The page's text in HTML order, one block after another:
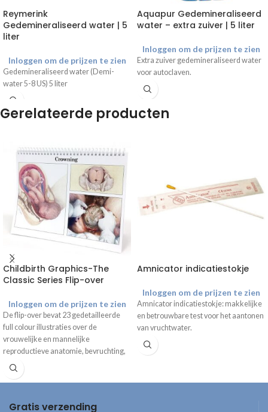
Reymerink
Gedemineraliseerd water | 5
liter
Inloggen om de prijzen te zien
Gedemineraliseerd water (Demi-
water 5-8 US) 5 liter
Aquapur Gedemineraliseerd
water – extra zuiver | 5 liter
Inloggen om de prijzen te zien
Extra zuiver gedemineraliseerd water
voor autoclaven.
Gerelateerde producten
Childbirth Graphics-The
Classic Series Flip-over
Inloggen om de prijzen te zien
De flip-over bevat 23 gedetailleerde
full colour illustraties over de
vrouwelijke en mannelijke
reproductieve anatomie, bevruchting,
ontwikkeling van de foetus,
veranderingen tijdens de
Amnicator indicatiestokje
Inloggen om de prijzen te zien
Amnicator indicatiestokje: makkelijke
en betrouwbare test voor het aantonen
van vruchtwater.
Gratis verzending